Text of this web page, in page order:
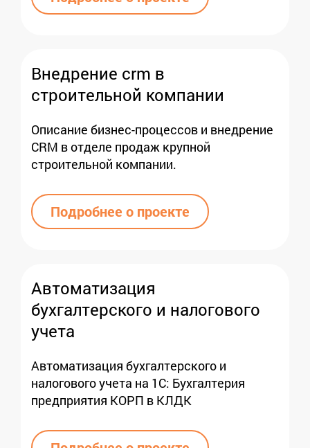
Внедрение crm в
строительной компании
Описание бизнес-процессов и внедрение
CRM в отделе продаж крупной
строительной компании.
Подробнее о проекте
Автоматизация
бухгалтерского и налогового
учета
Автоматизация бухгалтерского и
налогового учета на 1С: Бухгалтерия
предприятия КОРП в КЛДК